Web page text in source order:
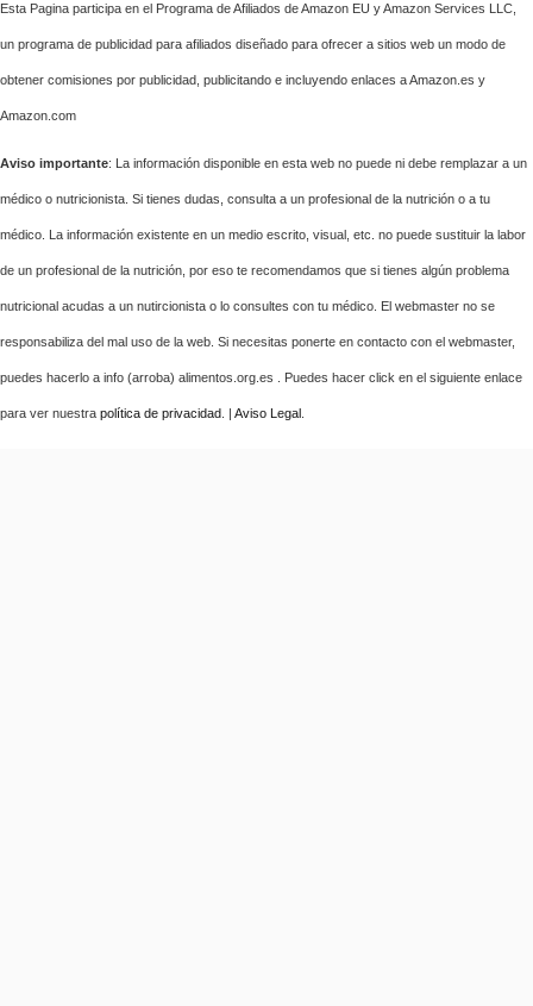
Esta Pagina participa en el Programa de Afiliados de Amazon EU y Amazon Services LLC,
un programa de publicidad para afiliados diseñado para ofrecer a sitios web un modo de
obtener comisiones por publicidad, publicitando e incluyendo enlaces a Amazon.es y
Amazon.com
Aviso importante: La información disponible en esta web no puede ni debe remplazar a un
médico o nutricionista. Si tienes dudas, consulta a un profesional de la nutrición o a tu
médico. La información existente en un medio escrito, visual, etc. no puede sustituir la labor
de un profesional de la nutrición, por eso te recomendamos que si tienes algún problema
nutricional acudas a un nutircionista o lo consultes con tu médico. El webmaster no se
responsabiliza del mal uso de la web. Si necesitas ponerte en contacto con el webmaster,
puedes hacerlo a info (arroba) alimentos.org.es . Puedes hacer click en el siguiente enlace
para ver nuestra política de privacidad . | Aviso Legal